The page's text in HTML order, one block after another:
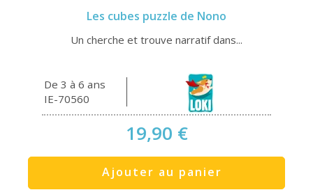
Les cubes puzzle de Nono
Un cherche et trouve narratif dans...
De 3 à 6 ans
IE-70560
19,90 €
Ajouter au panier